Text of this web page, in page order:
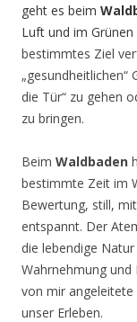
geht es beim
Luft und im
bestimmtes Ziel
„gesundheitlichen“
die Tür“ zu gehen
zu bringen.
Beim Waldbaden
bestimmte Zeit im
Bewertung, still,
entspannt. Der
die lebendige
Wahrnehmung und
von mir
unser Erleben.